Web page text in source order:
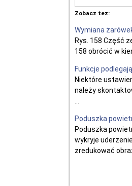
Zobacz tez:
Wymiana
Rys. 158 Część
158 obrócić w
Funkcje
Niektóre
należy
Poduszka
Poduszka
wykryje
zredukować